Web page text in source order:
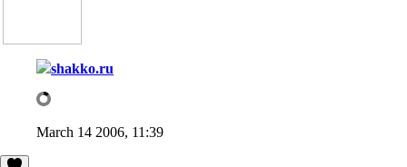
shakko.ru
March 14 2006, 11:39